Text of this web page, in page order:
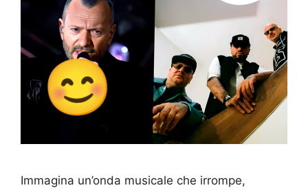
Immagina un’onda musicale che irrompe,